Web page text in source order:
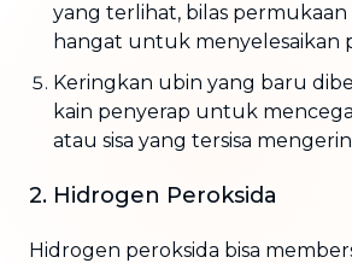
yang terlihat, bilas
hangat untuk menyelesaikan
Keringkan ubin yang baru
kain penyerap untuk
atau sisa yang tersisa
2. Hidrogen Peroksida
Hidrogen peroksida bisa